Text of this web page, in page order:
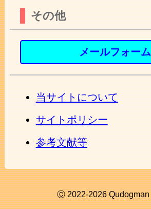
その他
メールフォーム
当サイトについて
サイトポリシー
参考文献等
Ⓒ 2022-2026 Qudogman